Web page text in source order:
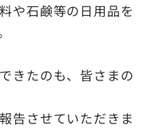
や石鹸等の日用品を
きたのも、皆さまの
告させていただきま